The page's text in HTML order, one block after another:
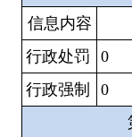
信息内容
行政处罚
0
行政强制
0